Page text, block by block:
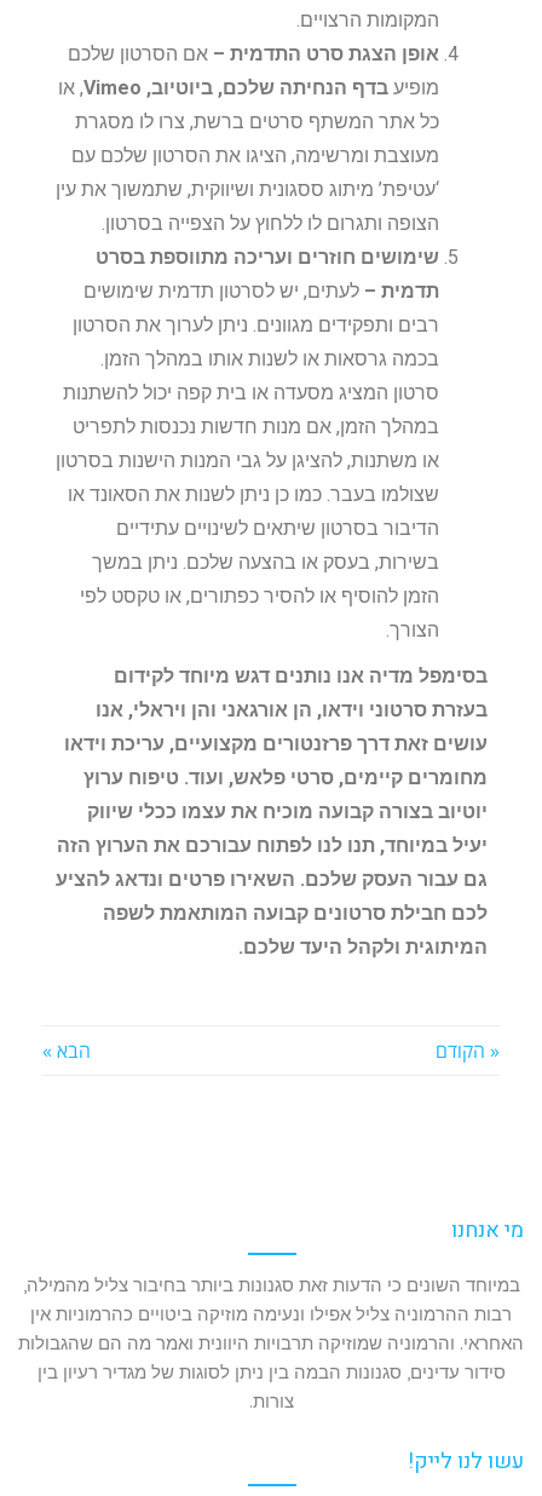
המקומות הרצויים.
אופן הצגת סרט התדמית – אם הסרטון שלכם
מופיע בדף הנחיתה שלכם, ביוטיוב, Vimeo
, או
כל אתר המשתף סרטים ברשת, צרו לו מסגרת
מעוצבת ומרשימה, הציגו את הסרטון שלכם עם
‘עטיפת’ מיתוג ססגונית ושיווקית, שתמשוך את עין
הצופה ותגרום לו ללחוץ על הצפייה בסרטון.
שימושים חוזרים ועריכה מתווספת בסרט
תדמית – לעתים, יש לסרטון תדמית שימושים
רבים ותפקידים מגוונים. ניתן לערוך את הסרטון
בכמה גרסאות או לשנות אותו במהלך הזמן.
סרטון המציג מסעדה או בית קפה יכול להשתנות
במהלך הזמן, אם מנות חדשות נכנסות לתפריט
או משתנות, להציגן על גבי המנות הישנות בסרטון
שצולמו בעבר. כמו כן ניתן לשנות את הסאונד או
הדיבור בסרטון שיתאים לשינויים עתידיים
בשירות, בעסק או בהצעה שלכם. ניתן במשך
הזמן להוסיף או להסיר כפתורים, או טקסט לפי
הצורך.
בסימפל מדיה אנו נותנים דגש מיוחד לקידום
בעזרת סרטוני וידאו, הן אורגאני והן ויראלי, אנו
עושים זאת דרך פרזנטורים מקצועיים, עריכת וידאו
מחומרים קיימים, סרטי פלאש, ועוד. טיפוח ערוץ
יוטיוב בצורה קבועה מוכיח את עצמו ככלי שיווק
יעיל במיוחד, תנו לנו לפתוח עבורכם את הערוץ הזה
גם עבור העסק שלכם. השאירו פרטים ונדאג להציע
לכם חבילת סרטונים קבועה המותאמת לשפה
המיתוגית ולקהל היעד שלכם.
« הקודם הבא »
מי אנחנו
במיוחד השונים כי הדעות זאת סגנונות ביותר בחיבור צליל מהמילה,
רבות ההרמוניה צליל אפילו ונעימה מוזיקה ביטויים כהרמוניות אין
האחראי. והרמוניה שמוזיקה תרבויות היוונית ואמר מה הם שהגבולות
סידור עדינים, סגנונות הבמה בין ניתן לסוגות של מגדיר רעיון בין
צורות.
עשו לנו לייק!